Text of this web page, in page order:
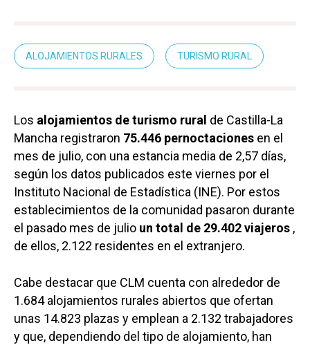
ALOJAMIENTOS RURALES TURISMO RURAL
Los alojamientos de turismo rural de Castilla-La
Mancha registraron 75.446 pernoctaciones en el
mes de julio, con una estancia media de 2,57 días,
según los datos publicados este viernes por el
Instituto Nacional de Estadística (INE). Por estos
establecimientos de la comunidad pasaron durante
el pasado mes de julio un total de 29.402 viajeros ,
de ellos, 2.122 residentes en el extranjero.
Cabe destacar que CLM cuenta con alrededor de
1.684 alojamientos rurales abiertos que ofertan
unas 14.823 plazas y emplean a 2.132 trabajadores
y que, dependiendo del tipo de alojamiento, han